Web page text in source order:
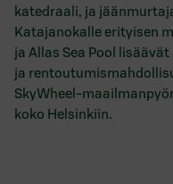
katedraali, ja
Katajanokalle erityisen
ja Allas Sea Pool
ja
SkyWheel-
koko Helsinkiin.